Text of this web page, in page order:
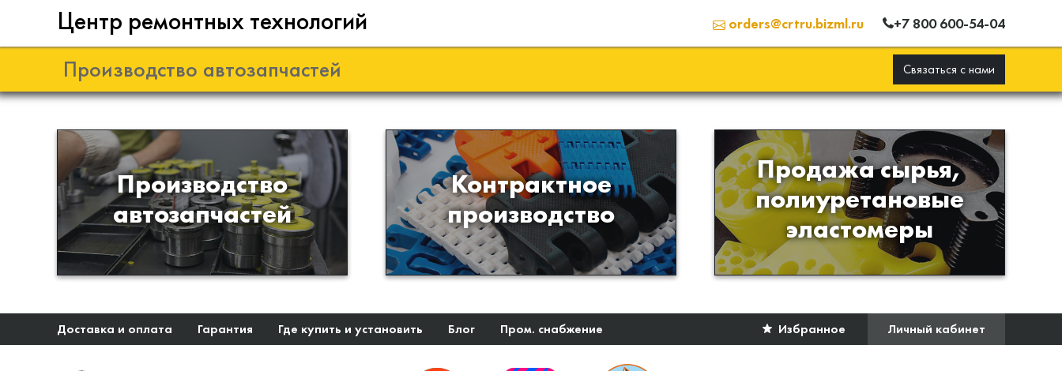
Центр ремонтных технологий orders@crtru.bizml.ru +7 800 600-54-04
Производство автозапчастей Связаться с нами
Производство
автозапчастей
Разработка и
производство деталей из
эластомеров для подвески
автомобиля
Контрактное
производство
Производство изделий из
пластиков и полимеров по
образцам либо чертежам
заказчика
Продажа сырья,
полиуретановые
эластомеры
Продажа сырья для
производства изделий из
полиуретана
Доставка и оплата Гарантия Где купить и установить Блог Пром. снабжение Избранное Личный кабинет